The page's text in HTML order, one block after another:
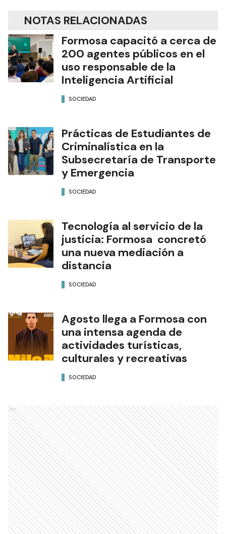
NOTAS RELACIONADAS
Formosa capacitó a cerca de
200 agentes públicos en el
uso responsable de la
Inteligencia Artificial
SOCIEDAD
Prácticas de Estudiantes de
Criminalística en la
Subsecretaría de Transporte
y Emergencia
SOCIEDAD
Tecnología al servicio de la
justicia: Formosa concretó
una nueva mediación a
distancia
SOCIEDAD
Agosto llega a Formosa con
una intensa agenda de
actividades turísticas,
culturales y recreativas
SOCIEDAD
Ads